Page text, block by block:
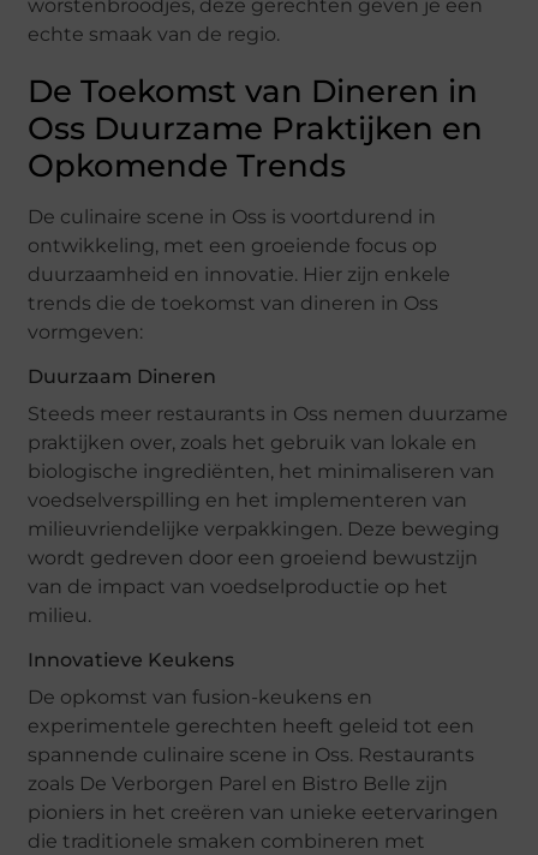
worstenbroodjes, deze gerechten geven je een
echte smaak van de regio.
De Toekomst van Dineren in
Oss Duurzame Praktijken en
Opkomende Trends
De culinaire scene in Oss is voortdurend in
ontwikkeling, met een groeiende focus op
duurzaamheid en innovatie. Hier zijn enkele
trends die de toekomst van dineren in Oss
vormgeven:
Duurzaam Dineren
Steeds meer restaurants in Oss nemen duurzame
praktijken over, zoals het gebruik van lokale en
biologische ingrediënten, het minimaliseren van
voedselverspilling en het implementeren van
milieuvriendelijke verpakkingen. Deze beweging
wordt gedreven door een groeiend bewustzijn
van de impact van voedselproductie op het
milieu.
Innovatieve Keukens
De opkomst van fusion-keukens en
experimentele gerechten heeft geleid tot een
spannende culinaire scene in Oss. Restaurants
zoals De Verborgen Parel en Bistro Belle zijn
pioniers in het creëren van unieke eetervaringen
die traditionele smaken combineren met